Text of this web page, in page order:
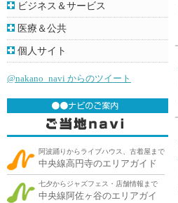
ビジネス＆サービス
医療＆公共
個人サイト
@nakano_navi からのツイート
阿波踊りからライブハウス、古着屋まで
中央線高円寺のエリアガイド
七夕からジャズフェス・店舗情報まで
中央線阿佐ヶ谷のエリアガイ